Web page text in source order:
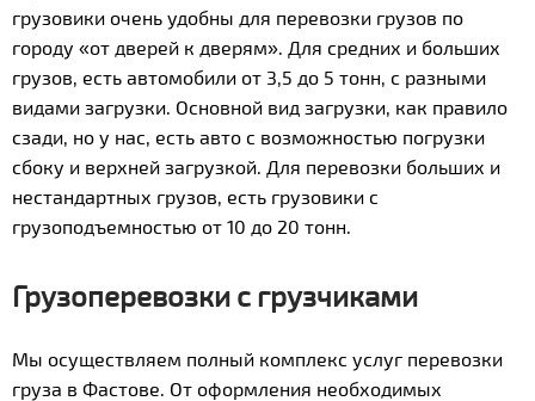
грузовики очень удобны для перевозки грузов по
городу «от дверей к дверям». Для средних и больших
грузов, есть автомобили от 3,5 до 5 тонн, с разными
видами загрузки. Основной вид загрузки, как правило
сзади, но у нас, есть авто с возможностью погрузки
сбоку и верхней загрузкой. Для перевозки больших и
нестандартных грузов, есть грузовики с
грузоподъемностью от 10 до 20 тонн.
Грузоперевозки с грузчиками
Мы осуществляем полный комплекс услуг перевозки
груза в Фастове. От оформления необходимых